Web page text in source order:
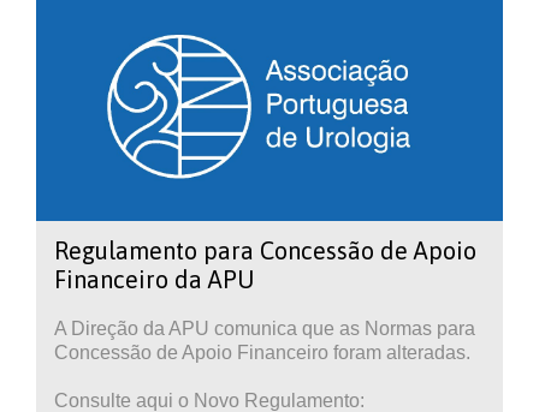
Regulamento para Concessão de Apoio
Financeiro da APU
A Direção da APU comunica que as Normas para
Concessão de Apoio Financeiro foram alteradas.
Consulte aqui o Novo Regulamento: